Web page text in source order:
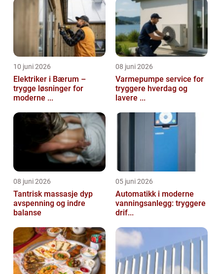
10 juni 2026
Elektriker i Bærum –
trygge løsninger for
moderne ...
08 juni 2026
Varmepumpe service for
tryggere hverdag og
lavere ...
08 juni 2026
Tantrisk massasje dyp
avspenning og indre
balanse
05 juni 2026
Automatikk i moderne
vanningsanlegg: tryggere
drif...